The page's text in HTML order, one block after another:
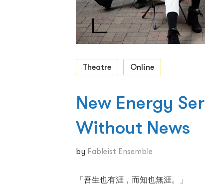
Theatre Online
New Energy
Without News
by Fableist Ensemble
「吾生也有涯，而知也無涯。」